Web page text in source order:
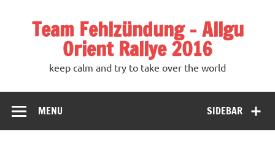
Team Fehlzündung – Allgu
Orient Rallye 2016
keep calm and try to take over the world
SIDEBAR
MENU